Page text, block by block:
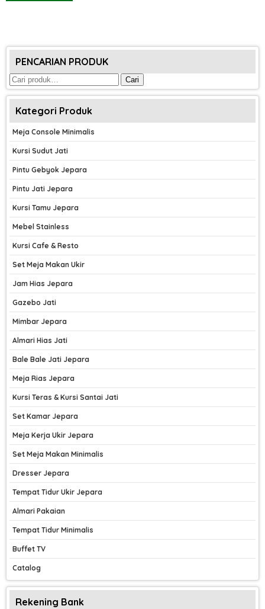
PENCARIAN PRODUK
Pencarian
untuk:
Cari
Kategori Produk
Meja Console Minimalis
Kursi Sudut Jati
Pintu Gebyok Jepara
Pintu Jati Jepara
Kursi Tamu Jepara
Mebel Stainless
Kursi Cafe & Resto
Set Meja Makan Ukir
Jam Hias Jepara
Gazebo Jati
Mimbar Jepara
Almari Hias Jati
Bale Bale Jati Jepara
Meja Rias Jepara
Kursi Teras & Kursi Santai Jati
Set Kamar Jepara
Meja Kerja Ukir Jepara
Set Meja Makan Minimalis
Dresser Jepara
Tempat Tidur Ukir Jepara
Almari Pakaian
Tempat Tidur Minimalis
Buffet TV
Catalog
Rekening Bank